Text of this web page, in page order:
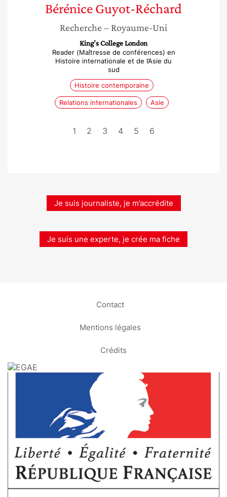
BéréniceGuyot-Réchard
Recherche – Royaume-Uni
King’s College London
Reader (Maîtresse de conférences) en
Histoire internationale et de l’Asie du
sud
Histoire contemporaine
Relations internationales Asie
1 2 3 4 5 6
Je suis journaliste, je m’accrédite
Je suis une experte, je crée ma fiche
Contact
Mentions légales
Crédits